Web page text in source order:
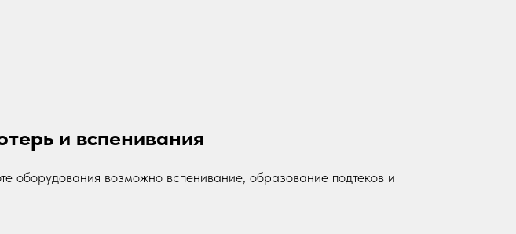
и вспенивания
оборудования возможно вспенивание, образование подтеков и